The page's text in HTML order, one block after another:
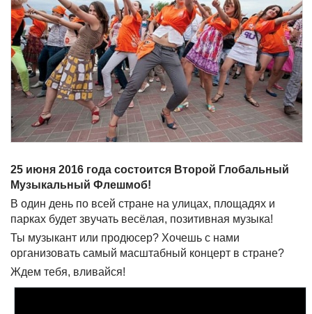
25 июня 2016 года состоится Второй Глобальный
Музыкальный Флешмоб!
В один день по всей стране на улицах, площадях и
парках будет звучать весёлая, позитивная музыка!
Ты музыкант или продюсер? Хочешь с нами
организовать самый масштабный концерт в стране?
Ждем тебя, вливайся!